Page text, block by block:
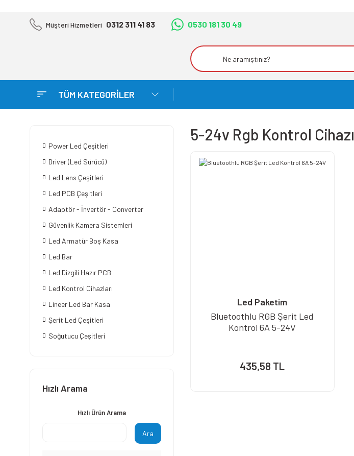
Müşteri Hizmetleri 0312 311 41 83 0530 181 30 49
TÜM KATEGORİLER
Power Led Çeşitleri
Driver (Led Sürücü)
Led Lens Çeşitleri
Led PCB Çeşitleri
Adaptör - İnvertör - Converter
Güvenlik Kamera Sistemleri
Led Armatür Boş Kasa
Led Bar
Led Dizgili Hazır PCB
Led Kontrol Cihazları
Lineer Led Bar Kasa
Şerit Led Çeşitleri
Soğutucu Çeşitleri
Hızlı Arama
Hızlı Ürün Arama
Ara
5-24v Rgb Kontrol Cihazı
Led Paketim
Bluetoothlu RGB Şerit Led
Kontrol 6A 5-24V
435,58 TL